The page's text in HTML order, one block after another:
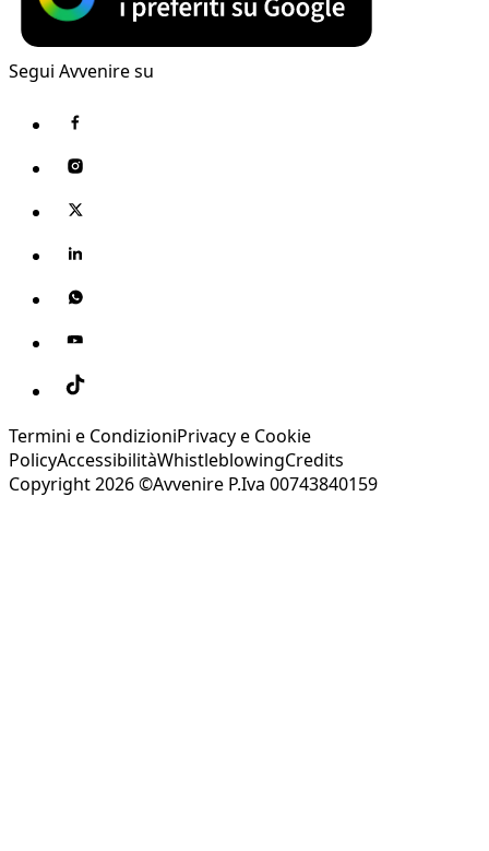
Segui Avvenire su
Termini e CondizioniPrivacy e Cookie
PolicyAccessibilitàWhistleblowingCredits
Copyright 2026 ©Avvenire P.Iva 00743840159